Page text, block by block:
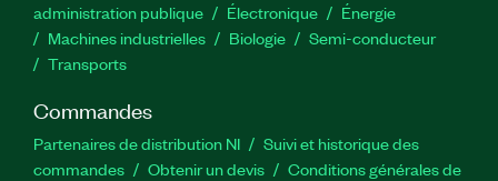
administration publique
Électronique
Énergie​
Machines industrielles
Biologie
Semi-conducteur
Transports
Commandes
Partenaires de distribution NI
Suivi et historique des
commandes
Obtenir un devis
Conditions générales de